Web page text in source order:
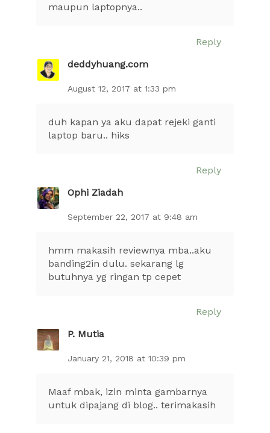
maupun laptopnya..
Reply
deddyhuang.com
August 12, 2017 at 1:33 pm
duh kapan ya aku dapat rejeki ganti
laptop baru.. hiks
Reply
Ophi Ziadah
September 22, 2017 at 9:48 am
hmm makasih reviewnya mba..aku
banding2in dulu. sekarang lg
butuhnya yg ringan tp cepet
Reply
P. Mutia
January 21, 2018 at 10:39 pm
Maaf mbak, izin minta gambarnya
untuk dipajang di blog.. terimakasih